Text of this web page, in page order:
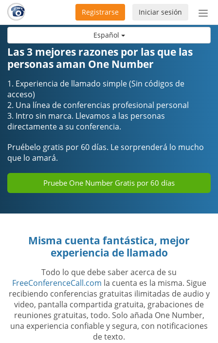
Español
de
Iniciar sesión
Registrarse
Las 3 mejores razones por las que las
personas aman One Number
1. Experiencia de llamado simple (Sin códigos de
acceso)
2. Una línea de conferencias profesional personal
3. Intro sin marca. Llevamos a las personas
directamente a su conferencia.
Pruébelo gratis por 60 días. Le sorprenderá lo mucho
que lo amará.
Pruebe One Number Gratis por 60 días
Misma cuenta fantástica, mejor
experiencia de llamado
Todo lo que debe saber acerca de su
FreeConferenceCall.com la cuenta es la misma. Sigue
recibiendo conferencias gratuitas ilimitadas de audio y
video, pantalla compartida gratuita, grabaciones de
reuniones gratuitas, todo. Solo añada One Number,
una experiencia confiable y segura, con notificaciones
de texto.